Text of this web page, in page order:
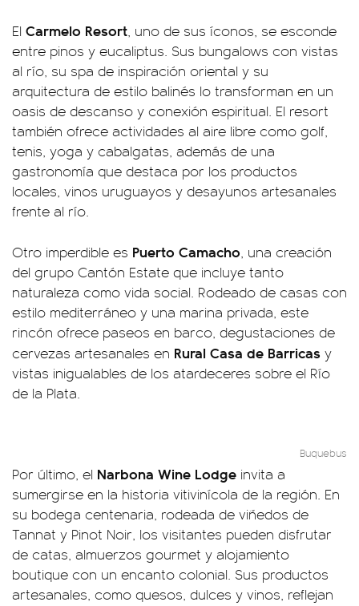
El Carmelo Resort, uno de sus íconos, se esconde
entre pinos y eucaliptus. Sus bungalows con vistas
al río, su spa de inspiración oriental y su
arquitectura de estilo balinés lo transforman en un
oasis de descanso y conexión espiritual. El resort
también ofrece actividades al aire libre como golf,
tenis, yoga y cabalgatas, además de una
gastronomía que destaca por los productos
locales, vinos uruguayos y desayunos artesanales
frente al río.
Otro imperdible es Puerto Camacho, una creación
del grupo Cantón Estate que incluye tanto
naturaleza como vida social. Rodeado de casas con
estilo mediterráneo y una marina privada, este
rincón ofrece paseos en barco, degustaciones de
cervezas artesanales en Rural Casa de Barricas y
vistas inigualables de los atardeceres sobre el Río
de la Plata.
Buquebus
Por último, el Narbona Wine Lodge invita a
sumergirse en la historia vitivinícola de la región. En
su bodega centenaria, rodeada de viñedos de
Tannat y Pinot Noir, los visitantes pueden disfrutar
de catas, almuerzos gourmet y alojamiento
boutique con un encanto colonial. Sus productos
artesanales, como quesos, dulces y vinos, reflejan